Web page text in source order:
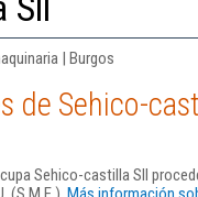
| Burgos
de Sehico-
Sehico-castilla Sll